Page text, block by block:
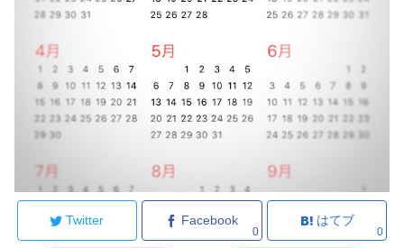
Twitter Facebook
0
はてブ
0